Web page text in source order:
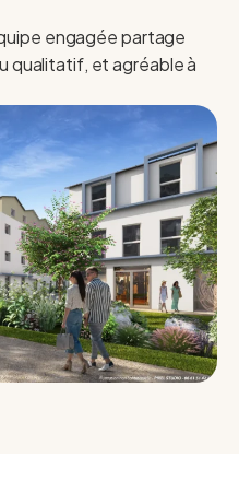
engagée partage
qualitatif, et agréable à